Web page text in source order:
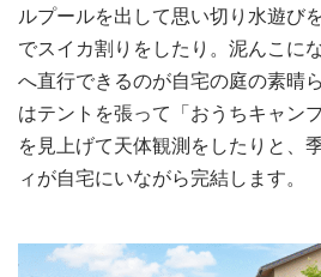
ルプールを出して思い切り水遊び
でスイカ割りをしたり。泥んこに
へ直行できるのが自宅の庭の素晴
はテントを張って「おうちキャン
を見上げて天体観測をしたりと、
ィが自宅にいながら完結します。